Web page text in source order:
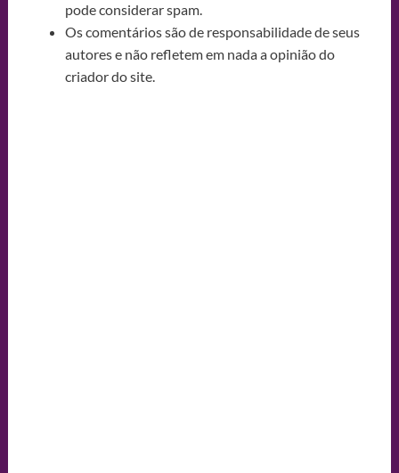
pode considerar spam.
Os comentários são de responsabilidade de seus
autores e não refletem em nada a opinião do
criador do site.